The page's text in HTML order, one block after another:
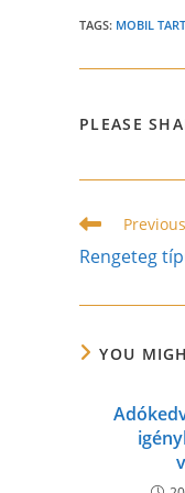
TAGS: MOBIL
PLEASE
Read
articles
Rengeteg
YOU